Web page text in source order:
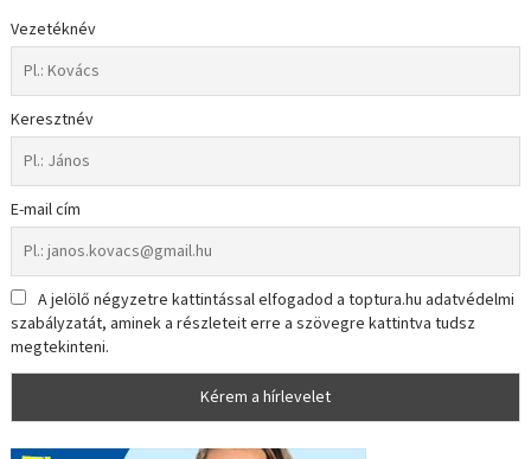
Vezetéknév
Keresztnév
E-mail cím
A jelölő négyzetre kattintással elfogadod a toptura.hu adatvédelmi
szabályzatát, aminek a részleteit erre a szövegre kattintva tudsz
megtekinteni.